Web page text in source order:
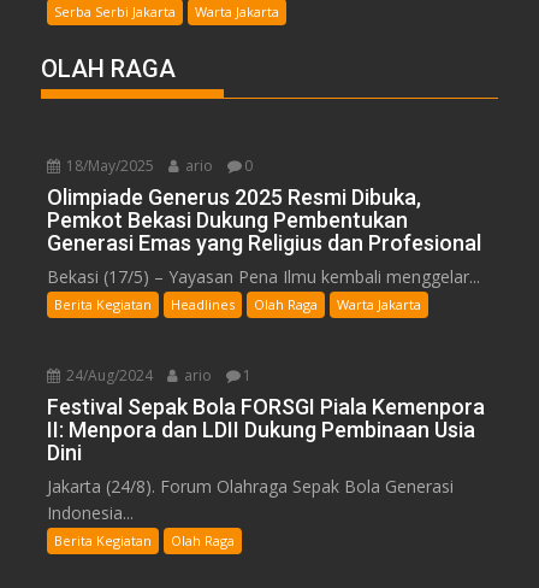
Serba Serbi Jakarta
Warta Jakarta
OLAH RAGA
18/May/2025 ario 0
Olimpiade Generus 2025 Resmi Dibuka,
Pemkot Bekasi Dukung Pembentukan
Generasi Emas yang Religius dan Profesional
Bekasi (17/5) – Yayasan Pena Ilmu kembali menggelar...
Berita Kegiatan Headlines Olah Raga Warta Jakarta
24/Aug/2024 ario 1
Festival Sepak Bola FORSGI Piala Kemenpora
II: Menpora dan LDII Dukung Pembinaan Usia
Dini
Jakarta (24/8). Forum Olahraga Sepak Bola Generasi
Indonesia...
Berita Kegiatan Olah Raga